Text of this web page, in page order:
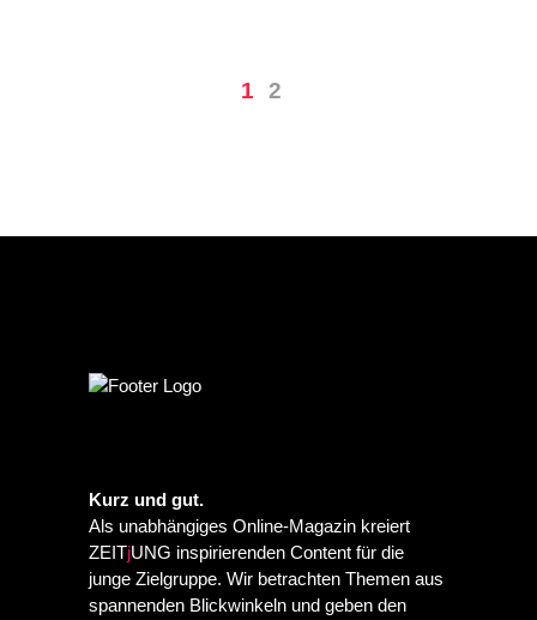
1 2
Kurz und gut.
Als unabhängiges Online-Magazin kreiert
ZEITjUNG inspirierenden Content für die
junge Zielgruppe. Wir betrachten Themen aus
spannenden Blickwinkeln und geben den